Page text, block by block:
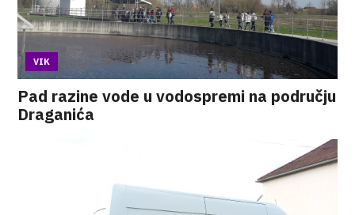
VIK
Pad razine vode u vodospremi na području
Draganića